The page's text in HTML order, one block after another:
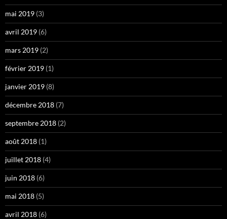
mai 2019 (3)
avril 2019 (6)
mars 2019 (2)
février 2019 (1)
janvier 2019 (8)
décembre 2018 (7)
septembre 2018 (2)
août 2018 (1)
juillet 2018 (4)
juin 2018 (6)
mai 2018 (5)
avril 2018 (6)